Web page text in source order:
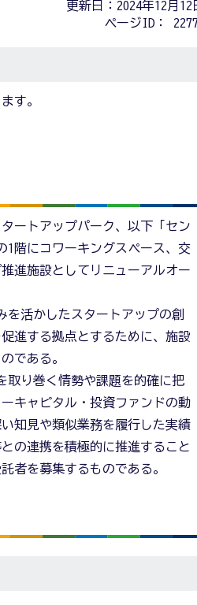
更新日：2024年12月12
ページID：
す。
ートアップパーク、以下「セン
1階にコワーキングスペース、交
進施設としてリニューアルオー
活かしたスタートアップの創
進する拠点とするために、施設
である。
取り巻く情勢や課題を的確に把
キャピタル・投資ファンドの動
知見や類似業務を履行した実績
の連携を積極的に推進すること
者を募集するものである。